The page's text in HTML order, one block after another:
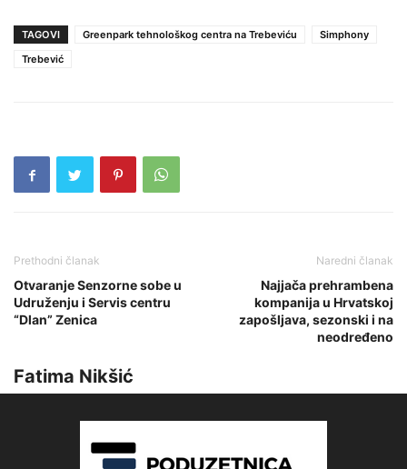
TAGOVI Greenpark tehnološkog centra na Trebeviću
Simphony
Trebević
Prethodni članak
Otvaranje Senzorne sobe u
Udruženju i Servis centru
“Dlan” Zenica
Naredni članak
Najjača prehrambena
kompanija u Hrvatskoj
zapošljava, sezonski i na
neodređeno
Fatima Nikšić